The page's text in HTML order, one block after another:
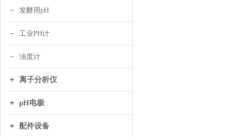
发酵用pH
工业PH计
浊度计
离子分析仪
pH电极
配件设备